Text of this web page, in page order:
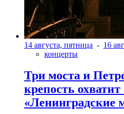
14 августа, пятница - 16
концерты
Три моста и
крепость
«Ленинградские